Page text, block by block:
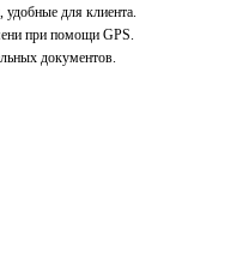
для клиента.
при помощи GPS.
документов.